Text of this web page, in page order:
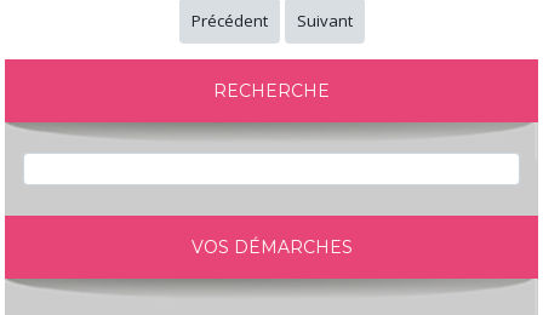
Précédent Suivant
RECHERCHE
VOS DÉMARCHES